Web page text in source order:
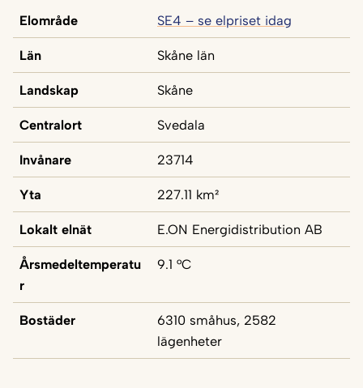
Elområde SE4 – se elpriset idag
Län Skåne län
Landskap Skåne
Centralort Svedala
Invånare 23714
Yta 227.11 km²
Lokalt elnät E.ON Energidistribution AB
Årsmedeltemperatu
r
9.1 °C
Bostäder
6310 småhus, 2582
lägenheter